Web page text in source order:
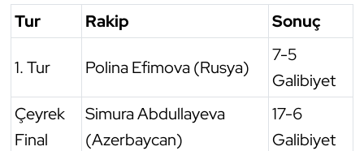
Tur Rakip Sonuç
1. Tur Polina Efimova (Rusya)
7-5
Galibiyet
Çeyrek
Final
Simura Abdullayeva
(Azerbaycan)
17-6
Galibiyet